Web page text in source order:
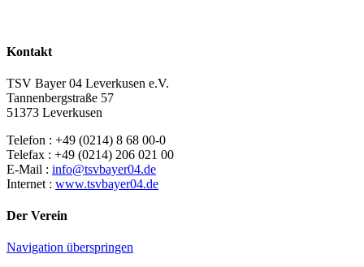
Kontakt
TSV Bayer 04 Leverkusen e.V.
Tannenbergstraße 57
51373 Leverkusen
Telefon : +49 (0214) 8 68 00-0
Telefax : +49 (0214) 206 021 00
E-Mail : info@tsvbayer04.de
Internet : www.tsvbayer04.de
Der Verein
Navigation überspringen